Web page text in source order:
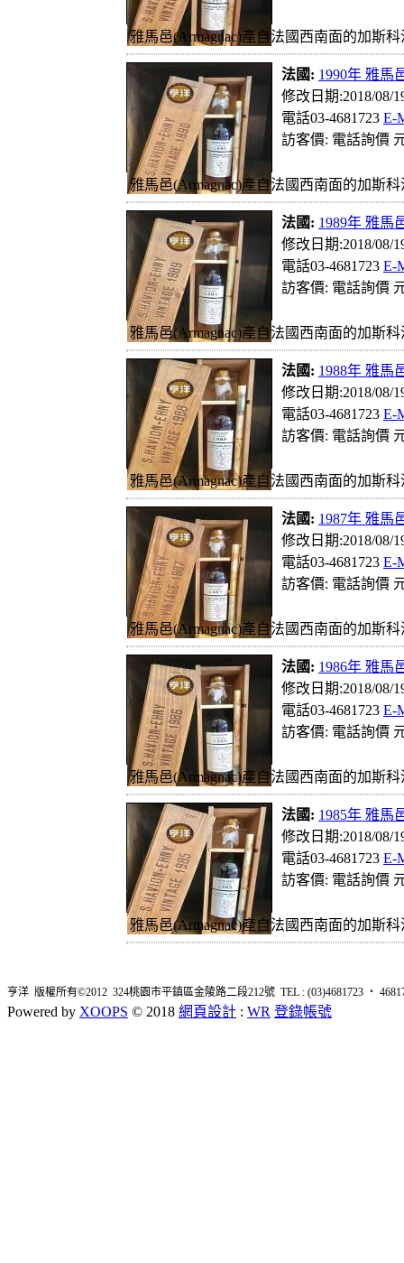
雅馬邑(Armagnac)產自法國西南面的加斯
法國: 1990年 雅馬
修改日期:2018/08/
電話03-4681723 E-
訪客價: 電話詢價
雅馬邑(Armagnac)產自法國西南面的加斯
法國: 1989年 雅馬
修改日期:2018/08/
電話03-4681723 E-
訪客價: 電話詢價
雅馬邑(Armagnac)產自法國西南面的加斯
法國: 1988年 雅馬
修改日期:2018/08/
電話03-4681723 E-
訪客價: 電話詢價
雅馬邑(Armagnac)產自法國西南面的加斯
法國: 1987年 雅馬
修改日期:2018/08/
電話03-4681723 E-
訪客價: 電話詢價
雅馬邑(Armagnac)產自法國西南面的加斯
法國: 1986年 雅馬
修改日期:2018/08/
電話03-4681723 E-
訪客價: 電話詢價
雅馬邑(Armagnac)產自法國西南面的加斯
法國: 1985年 雅馬
修改日期:2018/08/
電話03-4681723 E-
訪客價: 電話詢價
雅馬邑(Armagnac)產自法國西南面的加斯
亨洋 版權所有©2012 324桃園市平鎮區金陵路二段212號 TEL : (03)4681723 ‧
Powered by XOOPS © 2018 網頁設計 : WR 登錄帳號